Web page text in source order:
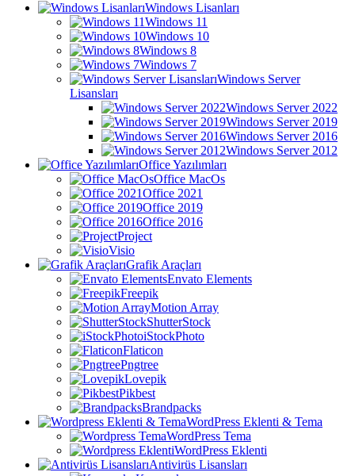
Windows Lisanları
Windows 11
Windows 10
Windows 8
Windows 7
Windows Server
Lisansları
Windows Server 2022
Windows Server 2019
Windows Server 2016
Windows Server 2012
Office Yazılımları
Office MacOs
Office 2021
Office 2019
Office 2016
Project
Visio
Grafik Araçları
Envato Elements
Freepik
Motion Array
ShutterStock
iStockPhoto
Flaticon
Pngtree
Lovepik
Pikbest
Brandpacks
WordPress Eklenti & Tema
WordPress Tema
WordPress Eklenti
Antivirüs Lisansları